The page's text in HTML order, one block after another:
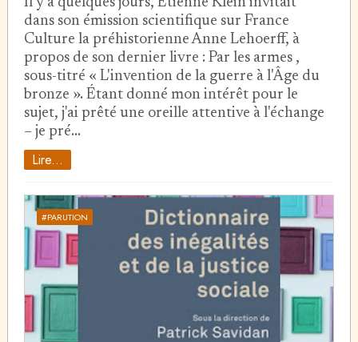
dans son émission scientifique sur France
Culture la préhistorienne Anne Lehoerff, à
propos de son dernier livre : Par les armes ,
sous-titré « L'invention de la guerre à l'Âge du
bronze ». Étant donné mon intérêt pour le
sujet, j'ai prêté une oreille attentive à l'échange
– je pré…
Lire...
#PARUTION